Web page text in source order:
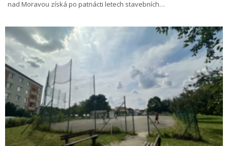
nad Moravou získá po patnácti letech stavebních…